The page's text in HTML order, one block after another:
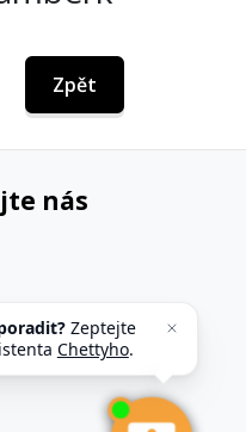
Zpět
nás
Zeptejte
Chettyho.